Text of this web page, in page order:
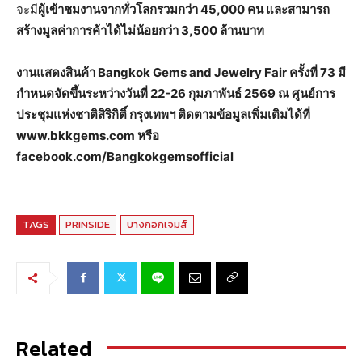
จะมีผู้เข้าชมงานจากทั่วโลกรวมกว่า 45,000 คน และสามารถ
สร้างมูลค่าการค้าได้ไม่น้อยกว่า 3,500 ล้านบาท
งานแสดงสินค้า Bangkok Gems and Jewelry Fair ครั้งที่ 73 มี
กำหนดจัดขึ้นระหว่างวันที่ 22-26 กุมภาพันธ์ 2569 ณ ศูนย์การ
ประชุมแห่งชาติสิริกิติ์ กรุงเทพฯ ติดตามข้อมูลเพิ่มเติมได้ที่
www.bkkgems.com หรือ
facebook.com/Bangkokgemsofficial
TAGS PRINSIDE บางกอกเจมส์
Related